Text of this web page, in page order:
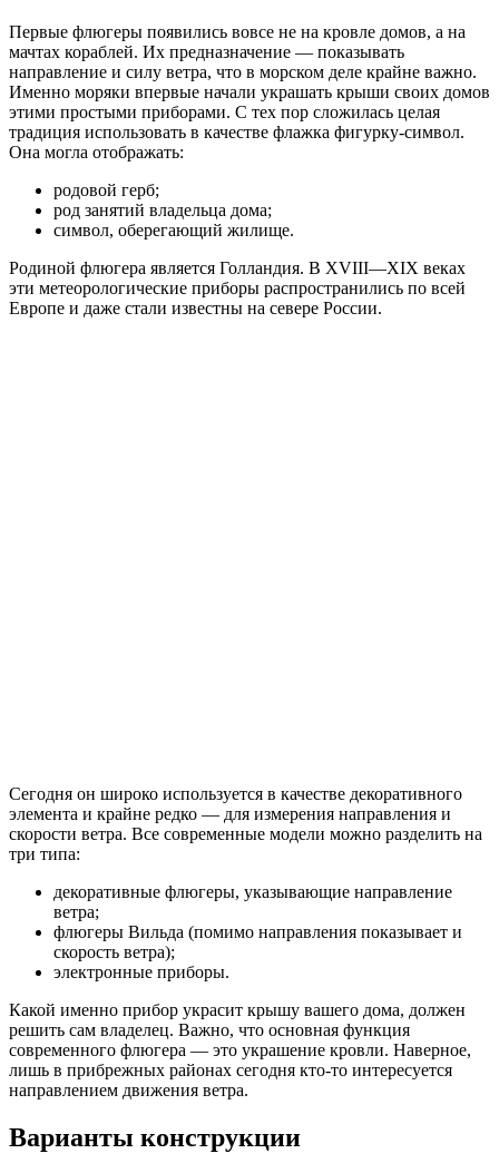
Первые флюгеры появились вовсе не на кровле домов, а на
мачтах кораблей. Их предназначение — показывать
направление и силу ветра, что в морском деле крайне важно.
Именно моряки впервые начали украшать крыши своих домов
этими простыми приборами. С тех пор сложилась целая
традиция использовать в качестве флажка фигурку-символ.
Она могла отображать:
родовой герб;
род занятий владельца дома;
символ, оберегающий жилище.
Родиной флюгера является Голландия. В XVIII—XIX веках
эти метеорологические приборы распространились по всей
Европе и даже стали известны на севере России.
Сегодня он широко используется в качестве декоративного
элемента и крайне редко — для измерения направления и
скорости ветра. Все современные модели можно разделить на
три типа:
декоративные флюгеры, указывающие направление
ветра;
флюгеры Вильда (помимо направления показывает и
скорость ветра);
электронные приборы.
Какой именно прибор украсит крышу вашего дома, должен
решить сам владелец. Важно, что основная функция
современного флюгера — это украшение кровли. Наверное,
лишь в прибрежных районах сегодня кто-то интересуется
направлением движения ветра.
Варианты конструкции